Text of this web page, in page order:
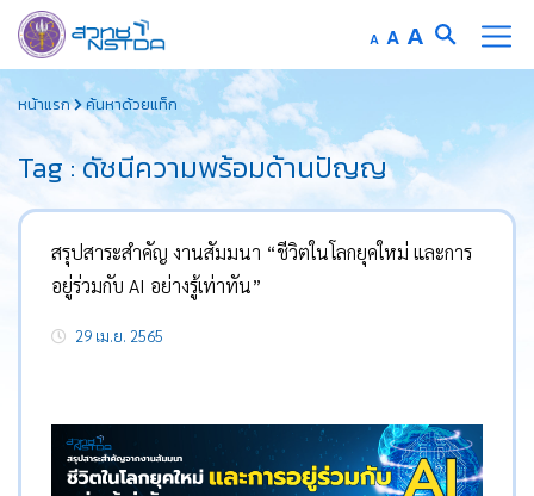
to
content
A Decrease
font
AReset
font
A Increase
font
หน้าแรก ค้นหาด้วยแท็ก
Tag : ดัชนีความพร้อมด้านปัญญ
สรุปสาระสำคัญ งานสัมมนา “ชีวิตในโลกยุคใหม่ และการ
อยู่ร่วมกับ AI อย่างรู้เท่าทัน”
29 เม.ย. 2565